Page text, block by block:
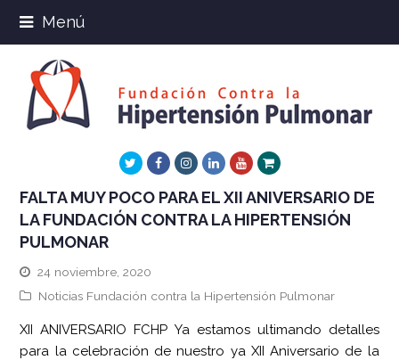
Menú
TwitterFacebookInstagram
LinkedInYoutube
Xing
FALTA MUY POCO PARA EL XII ANIVERSARIO DE
LA FUNDACIÓN CONTRA LA HIPERTENSIÓN
PULMONAR
24 noviembre, 2020
Noticias Fundación contra la Hipertensión Pulmonar
XII ANIVERSARIO FCHP Ya estamos ultimando detalles
para la celebración de nuestro ya XII Aniversario de la